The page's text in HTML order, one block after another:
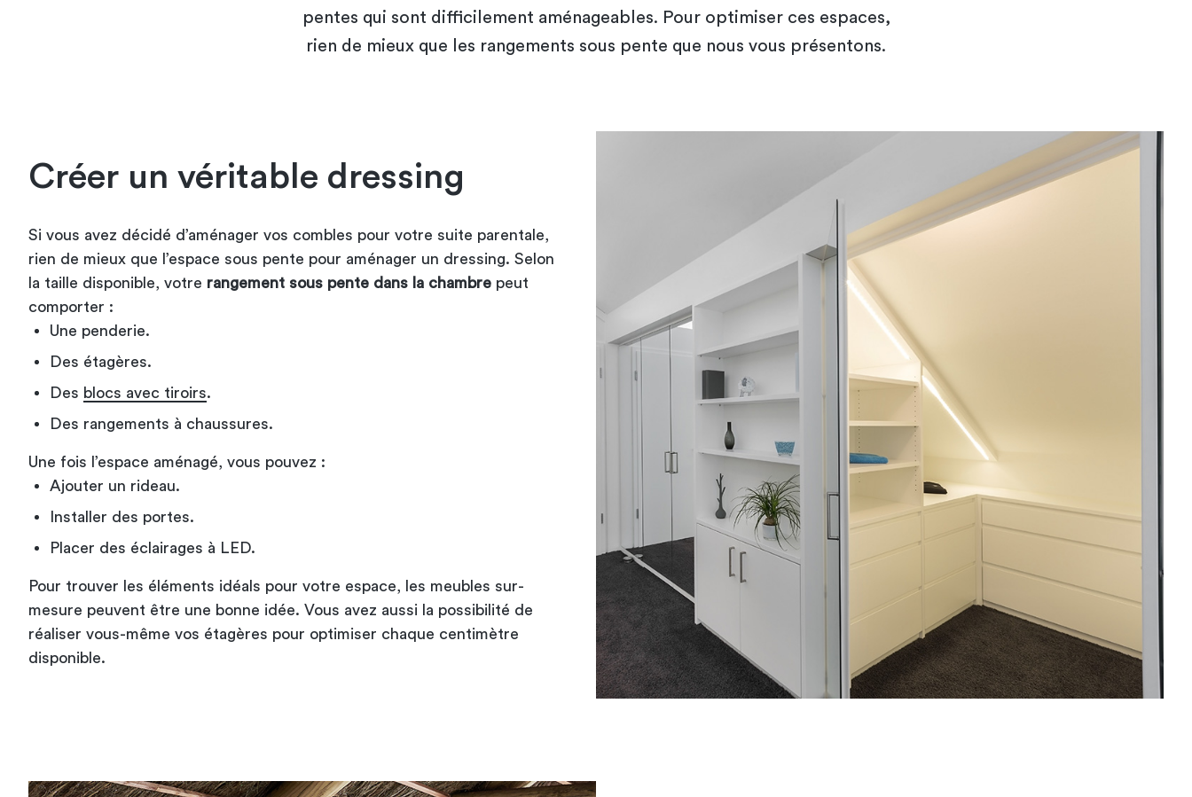
pentes qui sont difficilement aménageables. Pour optimiser ces espaces,
rien de mieux que les rangements sous pente que nous vous présentons.
Créer un véritable dressing
Si vous avez décidé d’aménager vos combles pour votre suite parentale,
rien de mieux que l’espace sous pente pour aménager un dressing. Selon
la taille disponible, votre rangement sous pente dans la chambre peut
comporter :
Une penderie.
Des étagères.
Des blocs avec tiroirs.
Des rangements à chaussures.
Une fois l’espace aménagé, vous pouvez :
Ajouter un rideau.
Installer des portes.
Placer des éclairages à LED.
Pour trouver les éléments idéals pour votre espace, les meubles sur-
mesure peuvent être une bonne idée. Vous avez aussi la possibilité de
réaliser vous-même vos étagères pour optimiser chaque centimètre
disponible.